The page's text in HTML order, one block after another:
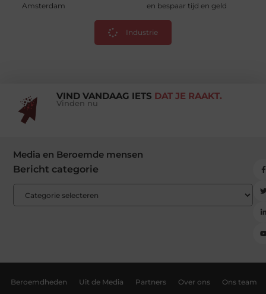
Amsterdam
en bespaar tijd en geld
Industrie
VIND VANDAAG IETS DAT JE RAAKT.
Vinden nu
Media en Beroemde mensen
Bericht categorie
Beroemdheden Uit de Media Partners Over ons Ons team